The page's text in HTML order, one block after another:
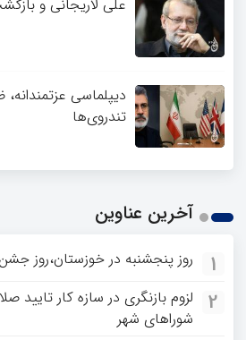
علی لاریجانی و
دیپلماسی عزتمندانه،
تندروی‌ها
آخرین عناوین
1 روز پنجشنبه در خوزستان،روز
2
لزوم بازنگری در سازه کار تایید
شوراهای شهر